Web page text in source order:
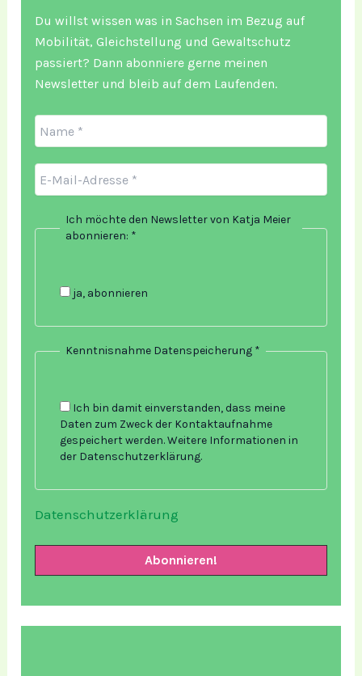
Du willst wissen was in Sachsen im Bezug auf
Mobilität, Gleichstellung und Gewaltschutz
passiert? Dann abonniere gerne meinen
Newsletter und bleib auf dem Laufenden.
Ich möchte den Newsletter von Katja Meier
abonnieren: *
ja, abonnieren
Kenntnisnahme Datenspeicherung *
Ich bin damit einverstanden, dass meine
Daten zum Zweck der Kontaktaufnahme
gespeichert werden. Weitere Informationen in
der Datenschutzerklärung.
Datenschutzerklärung